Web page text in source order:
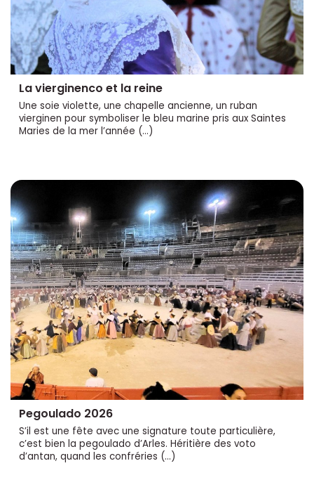
La vierginenco et la reine
Une soie violette, une chapelle ancienne, un ruban
vierginen pour symboliser le bleu marine pris aux Saintes
Maries de la mer l’année (…)
Pegoulado 2026
S’il est une fête avec une signature toute particulière,
c’est bien la pegoulado d’Arles. Héritière des voto
d’antan, quand les confréries (…)